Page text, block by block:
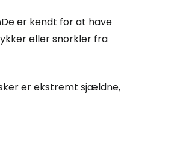
De er kendt for at have
eller snorkler fra
er ekstremt sjældne,